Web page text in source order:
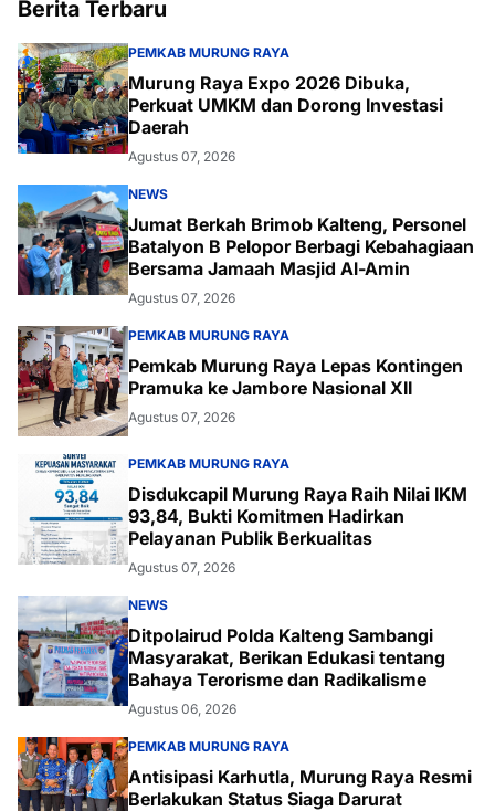
Berita Terbaru
PEMKAB MURUNG RAYA
Murung Raya Expo 2026 Dibuka,
Perkuat UMKM dan Dorong Investasi
Daerah
Agustus 07, 2026
NEWS
Jumat Berkah Brimob Kalteng, Personel
Batalyon B Pelopor Berbagi Kebahagiaan
Bersama Jamaah Masjid Al-Amin
Agustus 07, 2026
PEMKAB MURUNG RAYA
Pemkab Murung Raya Lepas Kontingen
Pramuka ke Jambore Nasional XII
Agustus 07, 2026
PEMKAB MURUNG RAYA
Disdukcapil Murung Raya Raih Nilai IKM
93,84, Bukti Komitmen Hadirkan
Pelayanan Publik Berkualitas
Agustus 07, 2026
NEWS
Ditpolairud Polda Kalteng Sambangi
Masyarakat, Berikan Edukasi tentang
Bahaya Terorisme dan Radikalisme
Agustus 06, 2026
PEMKAB MURUNG RAYA
Antisipasi Karhutla, Murung Raya Resmi
Berlakukan Status Siaga Darurat